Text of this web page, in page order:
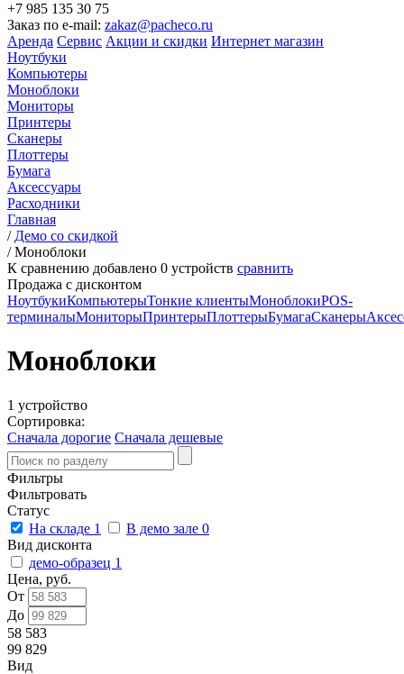
+7 985 135 30 75
Заказ по e-mail: zakaz@pacheco.ru
Аренда Сервис Акции и скидки Интернет магазин
Ноутбуки
Компьютеры
Моноблоки
Мониторы
Принтеры
Сканеры
Плоттеры
Бумага
Аксессуары
Расходники
Главная
/ Демо со скидкой
/Моноблоки
К сравнению добавлено 0 устройств сравнить
Продажа с дисконтом
НоутбукиКомпьютерыТонкие клиентыМоноблокиPOS-
терминалыМониторыПринтерыПлоттерыБумагаСканеры
Моноблоки
1 устройство
Сортировка:
Сначала дорогие Сначала дешевые
Фильтры
Фильтровать
Статус
На складе 1 В демо зале 0
Вид дисконта
демо-образец 1
Цена, руб.
От
До
58 583
99 829
Вид